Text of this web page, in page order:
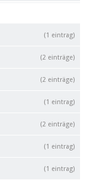
(1 eintrag)
(2 einträge)
(2 einträge)
(1 eintrag)
(2 einträge)
(1 eintrag)
(1 eintrag)